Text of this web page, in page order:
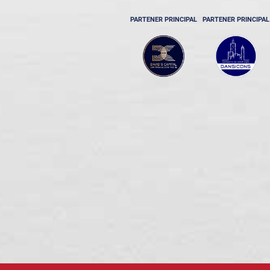
PARTENER PRINCIPAL PARTENER PRINCIPAL